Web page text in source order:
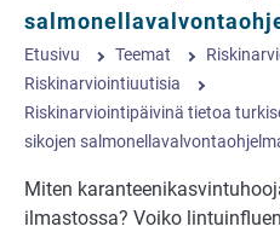
Etusivu Teemat
Riskinarviointiuutisia
Riskinarviointipäivinä tietoa
sikojen
Miten
ilmastossa? Voiko